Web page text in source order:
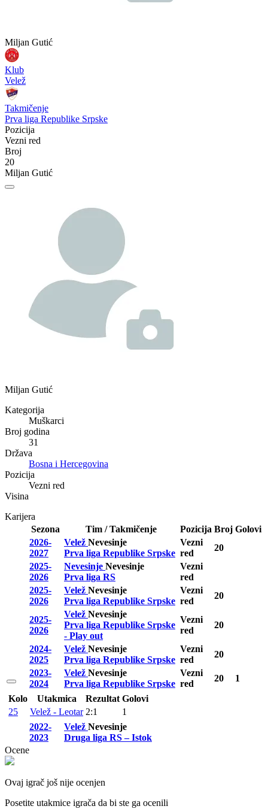
Miljan Gutić
Klub
Velež
Takmičenje
Prva liga Republike Srpske
Pozicija
Vezni red
Broj
20
Miljan Gutić
Miljan Gutić
Kategorija
Muškarci
Broj godina
31
Država
Bosna i Hercegovina
Pozicija
Vezni red
Visina
Karijera
Sezona
Tim / Takmičenje Pozicija Broj Golovi
2026-
2027
Velež Nevesinje
Prva liga Republike Srpske
Vezni
red
20
2025-
2026
Nevesinje Nevesinje
Prva liga RS
Vezni
red
2025-
2026
Velež Nevesinje
Prva liga Republike Srpske
Vezni
red
20
2025-
2026
Velež Nevesinje
Prva liga Republike Srpske
- Play out
Vezni
red
20
2024-
2025
Velež Nevesinje
Prva liga Republike Srpske
Vezni
red
20
2023-
2024
Velež Nevesinje
Prva liga Republike Srpske
Vezni
red
20
1
Kolo
Utakmica Rezultat Golovi
25
Velež - Leotar 2:1
1
2022-
2023
Velež Nevesinje
Druga liga RS – Istok
Ocene
Ovaj igrač još nije ocenjen
Posetite utakmice igrača da bi ste ga ocenili